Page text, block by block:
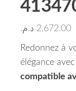
2,672.00 د.م.
Redonnez à
élégance
compatible